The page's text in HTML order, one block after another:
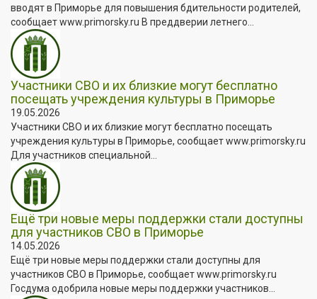
вводят в Приморье для повышения бдительности родителей,
сообщает www.primorsky.ru В преддверии летнего...
Участники СВО и их близкие могут бесплатно
посещать учреждения культуры в Приморье
19.05.2026
Участники СВО и их близкие могут бесплатно посещать
учреждения культуры в Приморье, сообщает www.primorsky.ru
Для участников специальной...
Ещё три новые меры поддержки стали доступны
для участников СВО в Приморье
14.05.2026
Ещё три новые меры поддержки стали доступны для
участников СВО в Приморье, сообщает www.primorsky.ru
Госдума одобрила новые меры поддержки участников...